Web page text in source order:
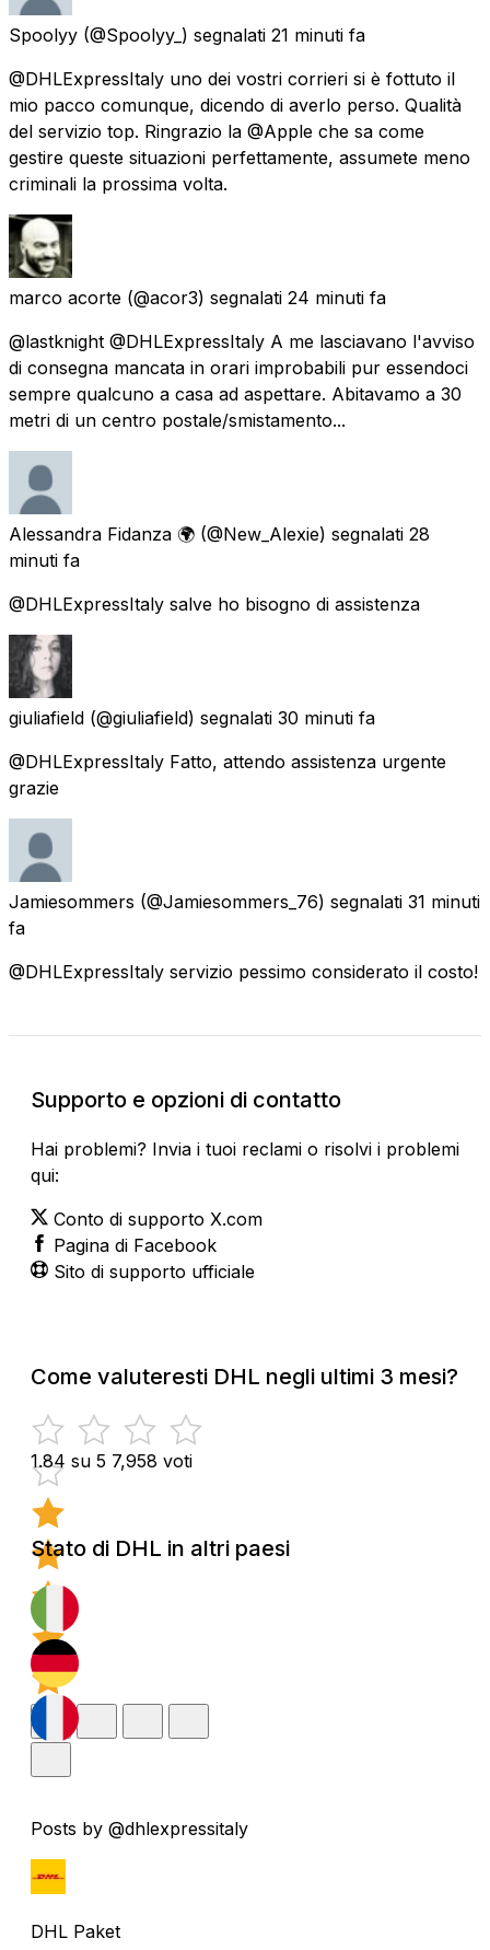
Spoolyy (@Spoolyy_) segnalati 21 minuti fa
@DHLExpressItaly uno dei vostri corrieri si è fottuto il
mio pacco comunque, dicendo di averlo perso. Qualità
del servizio top. Ringrazio la @Apple che sa come
gestire queste situazioni perfettamente, assumete meno
criminali la prossima volta.
marco acorte (@acor3) segnalati 24 minuti fa
@lastknight @DHLExpressItaly A me lasciavano l'avviso
di consegna mancata in orari improbabili pur essendoci
sempre qualcuno a casa ad aspettare. Abitavamo a 30
metri di un centro postale/smistamento...
Alessandra Fidanza 🌍 (@New_Alexie) segnalati 28
minuti fa
@DHLExpressItaly salve ho bisogno di assistenza
giuliafield (@giuliafield) segnalati 30 minuti fa
@DHLExpressItaly Fatto, attendo assistenza urgente
grazie
Jamiesommers (@Jamiesommers_76) segnalati 31 minuti
fa
@DHLExpressItaly servizio pessimo considerato il costo!
Supporto e opzioni di contatto
Hai problemi? Invia i tuoi reclami o risolvi i problemi
qui:
Conto di supporto X.com
Pagina di Facebook
Sito di supporto ufficiale
Come valuteresti DHL negli ultimi 3 mesi?
1.84 su 5 7,958 voti
Stato di DHL in altri paesi
Posts by @dhlexpressitaly
DHL Paket